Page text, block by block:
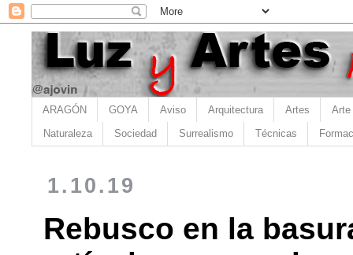
ARAGÓN GOYA Aviso Arquitectura Artes Arte
Naturaleza Sociedad Surrealismo Técnicas
1.10.19
Rebusco en la